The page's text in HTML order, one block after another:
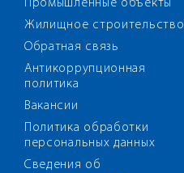
Промышленные объекты
Жилищное строительство
Обратная связь
Антикоррупционная
политика
Вакансии
Политика обработки
персональных данных
Сведения об